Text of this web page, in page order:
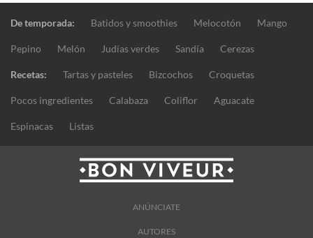
De temporada: Batidos y smoothies Melocotón Mango
Pepino Melón Judías verdes Sandía Cerezas
Recetas: Tartas y pasteles Bizcochos Croquetas
Pocos ingredientes Calabaza Coliflor Aguacate
Espinacas Listas
ANÚNCIATE
AUTORES